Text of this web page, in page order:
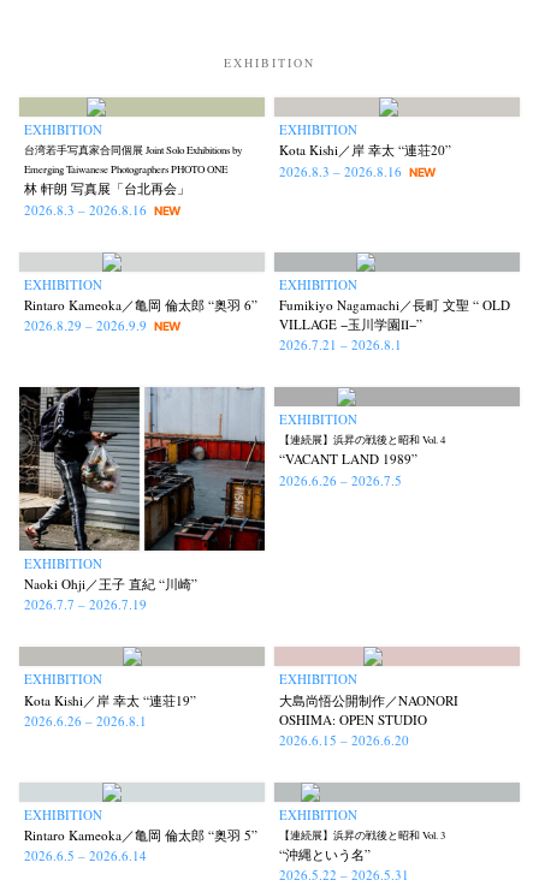
Yu Shinoda Yuki Kasama
EXHIBITION
EXHIBITION
台湾若手写真家合同個展 Joint Solo Exhibitions by
Emerging Taiwanese Photographers PHOTO ONE
林 軒朗 写真展「台北再会」
2026.8.3 – 2026.8.16
NEW
EXHIBITION
Kota Kishi／岸 幸太 “連荘20”
2026.8.3 – 2026.8.16 NEW
EXHIBITION
Rintaro Kameoka／亀岡 倫太郎 “奥羽 6”
2026.8.29 – 2026.9.9
NEW
EXHIBITION
Fumikiyo Nagamachi／長町 文聖 “ OLD
VILLAGE −玉川学園Ⅱ−”
2026.7.21 – 2026.8.1
EXHIBITION
Naoki Ohji／王子 直紀 “川崎”
2026.7.7 – 2026.7.19
EXHIBITION
【連続展】浜昇の戦後と昭和 Vol. 4
“VACANT LAND 1989”
2026.6.26 – 2026.7.5
EXHIBITION
Kota Kishi／岸 幸太 “連荘19”
2026.6.26 – 2026.8.1
EXHIBITION
大島尚悟公開制作／NAONORI
OSHIMA: OPEN STUDIO
2026.6.15 – 2026.6.20
EXHIBITION
Rintaro Kameoka／亀岡 倫太郎 “奥羽 5”
2026.6.5 – 2026.6.14
EXHIBITION
【連続展】浜昇の戦後と昭和 Vol. 3
“沖縄という名”
2026.5.22 – 2026.5.31